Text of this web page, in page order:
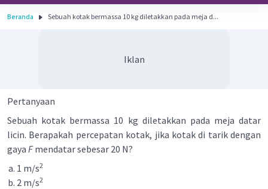
Beranda Sebuah kotak bermassa 10 kg diletakkan pada meja d...
Iklan
Pertanyaan
Sebuah kotak bermassa 10 kg diletakkan pada meja datar
licin. Berapakah percepatan kotak, jika kotak di tarik dengan
gaya Fmendatar sebesar 20 N?
1 m/s2
2 m/s2